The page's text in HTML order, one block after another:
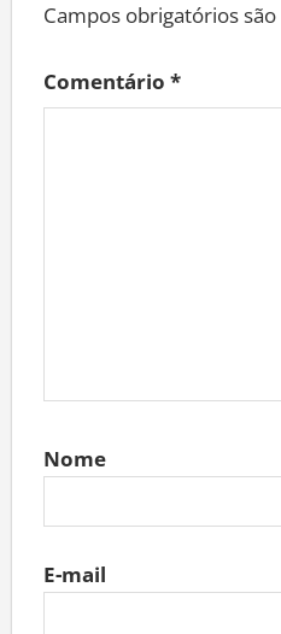
Campos obrigatórios
Comentário *
Nome
E-mail